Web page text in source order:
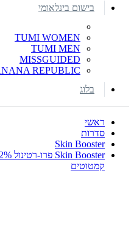
בישום בינלאומי
TUMI WOMEN
TUMI MEN
MISSGUIDED
REPUBLIC
בלוג
ראשי
סדרות
Skin Booster
קמטוטים